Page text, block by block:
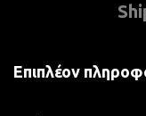
Επιπλέον